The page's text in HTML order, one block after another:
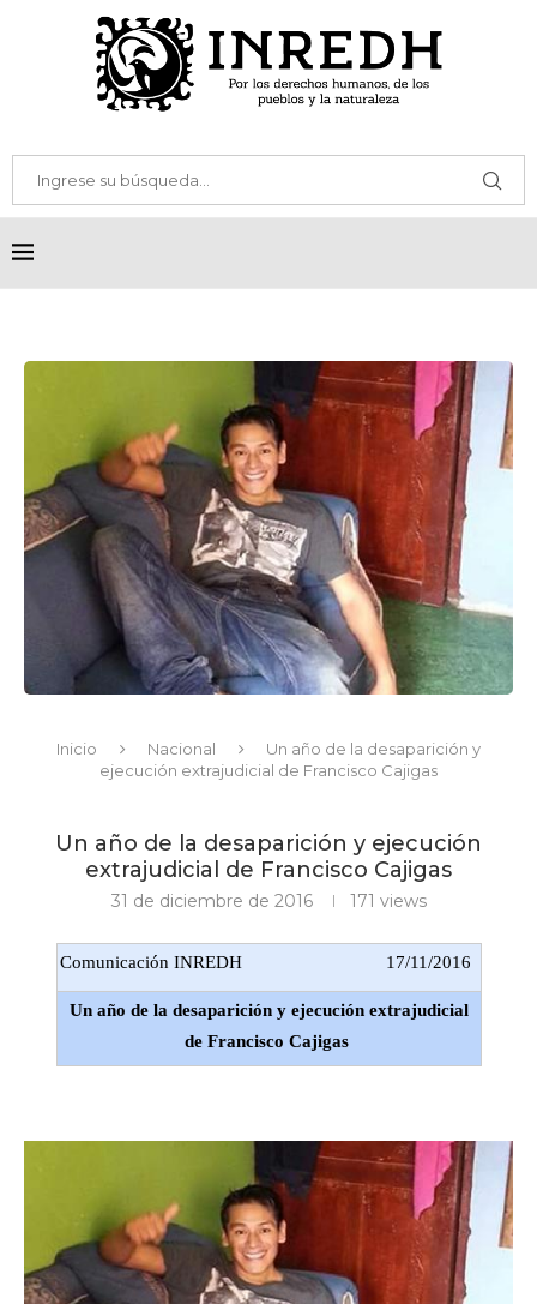
Inicio Nacional
Un año de la desaparición y
ejecución extrajudicial de Francisco Cajigas
Un año de la desaparición y ejecución
extrajudicial de Francisco Cajigas
31 de diciembre de 2016 171 views
Comunicación INREDH 17/11/2016
Un año de la desaparición y ejecución extrajudicial
de Francisco Cajigas